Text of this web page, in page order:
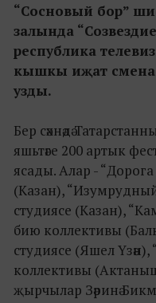
“Сосновый бор”
залында
республика
кышкы иҗат
узды.
Бер сәхнәдә
яшьтәге 200 артык
ясады. Алар -
(Казан),
студиясе (Казан),
бию коллективы
студиясе (Яшел
коллективы
җырчылар Зәринә